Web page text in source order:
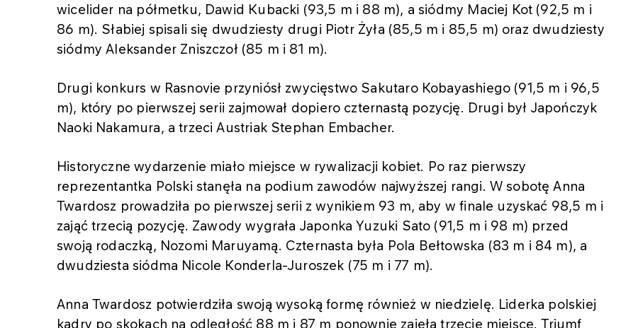
wicelider na półmetku, Dawid Kubacki (93,5 m i 88 m), a siódmy Maciej Kot (92,5 m i
86 m). Słabiej spisali się dwudziesty drugi Piotr Żyła (85,5 m i 85,5 m) oraz dwudziesty
siódmy Aleksander Zniszczoł (85 m i 81 m).
Drugi konkurs w Rasnovie przyniósł zwycięstwo Sakutaro Kobayashiego (91,5 m i 96,5
m), który po pierwszej serii zajmował dopiero czternastą pozycję. Drugi był Japończyk
Naoki Nakamura, a trzeci Austriak Stephan Embacher.
Historyczne wydarzenie miało miejsce w rywalizacji kobiet. Po raz pierwszy
reprezentantka Polski stanęła na podium zawodów najwyższej rangi. W sobotę Anna
Twardosz prowadziła po pierwszej serii z wynikiem 93 m, aby w finale uzyskać 98,5 m i
zająć trzecią pozycję. Zawody wygrała Japonka Yuzuki Sato (91,5 m i 98 m) przed
swoją rodaczką, Nozomi Maruyamą. Czternasta była Pola Bełtowska (83 m i 84 m), a
dwudziesta siódma Nicole Konderla-Juroszek (75 m i 77 m).
Anna Twardosz potwierdziła swoją wysoką formę również w niedzielę. Liderka polskiej
kadry po skokach na odległość 88 m i 87 m ponownie zajęła trzecie miejsce. Triumf